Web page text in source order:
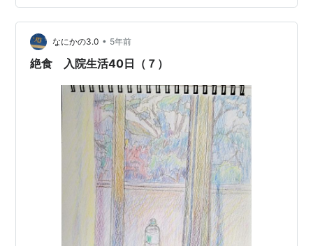
までに様々な検査を行っても原因不明であり、遺伝性疾
患の可能性がありました。 その選択肢を減らすために
も、遺伝子検査をすることになったの…
なにかの3.0 • 5年前
絶食 入院生活40日（７）